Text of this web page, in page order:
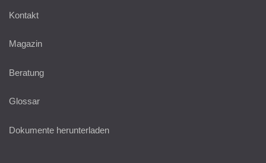
Kontakt
Magazin
Beratung
Glossar
Dokumente herunterladen